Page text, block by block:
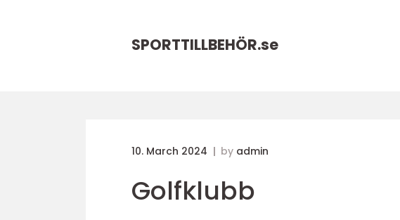
SPORTTILLBEHÖR.se
10. March 2024 by admin
Golfklubb